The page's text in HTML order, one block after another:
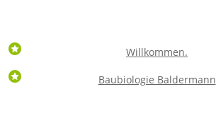
Willkommen.
Baubiologie Baldermann